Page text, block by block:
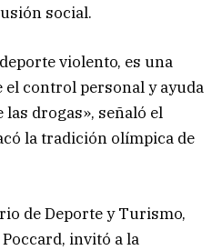
social.
violento, es una
control personal y ayuda
las drogas», señaló el
la tradición olímpica de
de Deporte y Turismo,
invitó a la